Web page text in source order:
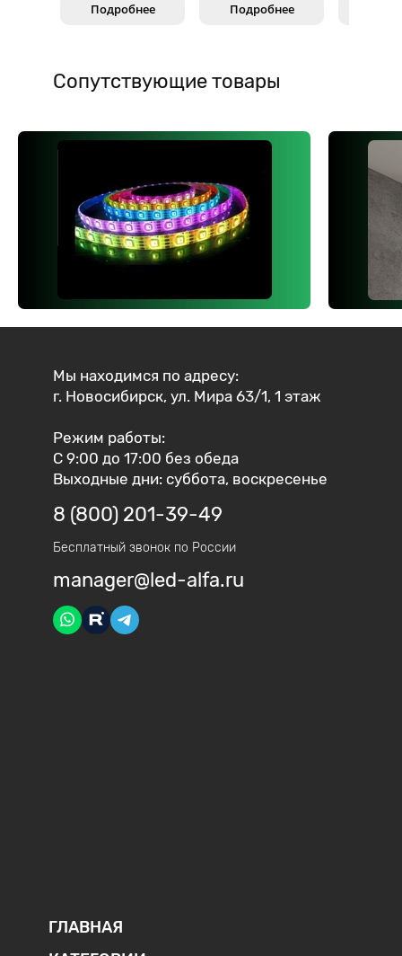
Подробнее
Подробнее
Сопутствующие товары
Мы находимся по адресу:
г. Новосибирск, ул. Мира 63/1, 1 этаж
Режим работы:
С 9:00 до 17:00 без обеда
Выходные дни: суббота, воскресенье
8 (800) 201-39-49
Бесплатный звонок по России
manager@led-alfa.ru
ГЛАВНАЯ